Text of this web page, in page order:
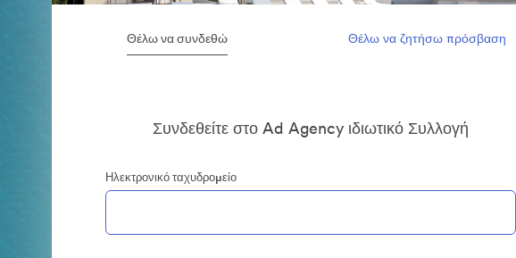
Θέλω να συνδεθώ Θέλω να ζητήσω πρόσβαση
Συνδεθείτε στο Ad Agency ιδιωτικό Συλλογή
Ηλεκτρονικό ταχυδρομείο